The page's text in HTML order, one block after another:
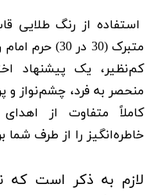
استفاده از رنگ طلایی
متبرک (30 در
کم‌نظیر، یک پیشنهاد
منحصر به فرد، چشم‌نواز و
کاملاً متفاوت از
خاطره‌انگیز را از طرف شما
لازم به ذکر است که